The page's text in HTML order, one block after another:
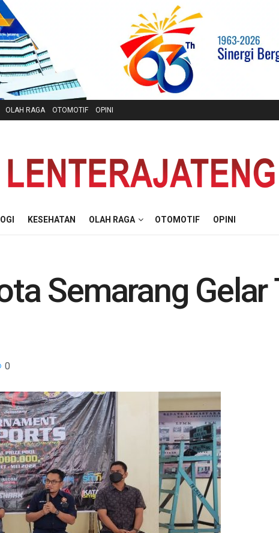
OLAH RAGA OTOMOTIF OPINI
KESEHATAN OLAH RAGA OTOMOTIF OPINI
Semarang Gelar
0